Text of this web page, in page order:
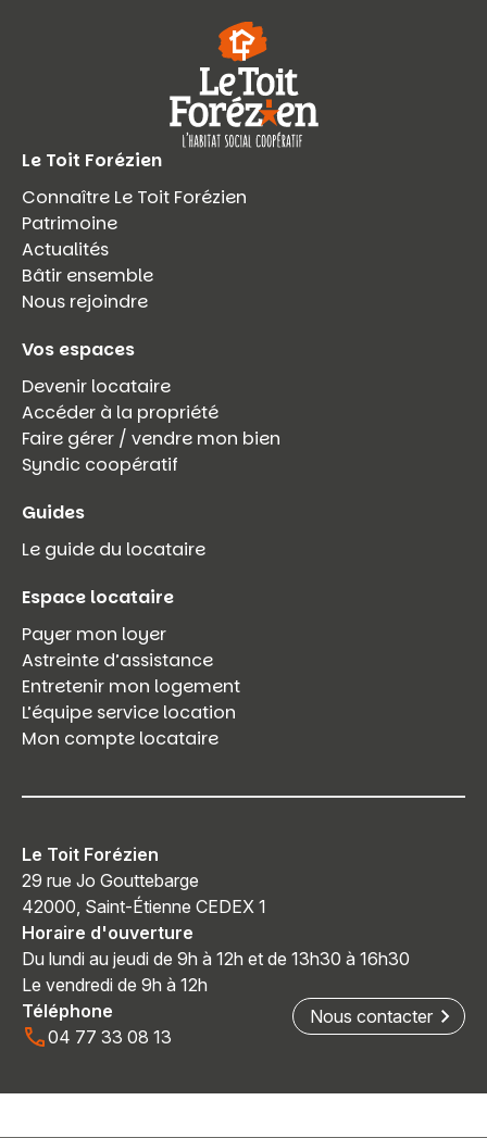
Le Toit Forézien
Connaître Le Toit Forézien
Patrimoine
Actualités
Bâtir ensemble
Nous rejoindre
Vos espaces
Devenir locataire
Accéder à la propriété
Faire gérer / vendre mon bien
Syndic coopératif
Guides
Le guide du locataire
Espace locataire
Payer mon loyer
Astreinte d’assistance
Entretenir mon logement
L’équipe service location
Mon compte locataire
Le Toit Forézien
29 rue Jo Gouttebarge
42000, Saint-Étienne CEDEX 1
Horaire d'ouverture
Du lundi au jeudi de 9h à 12h et de 13h30 à 16h30
Le vendredi de 9h à 12h
Téléphone
04 77 33 08 13
Nous contacter